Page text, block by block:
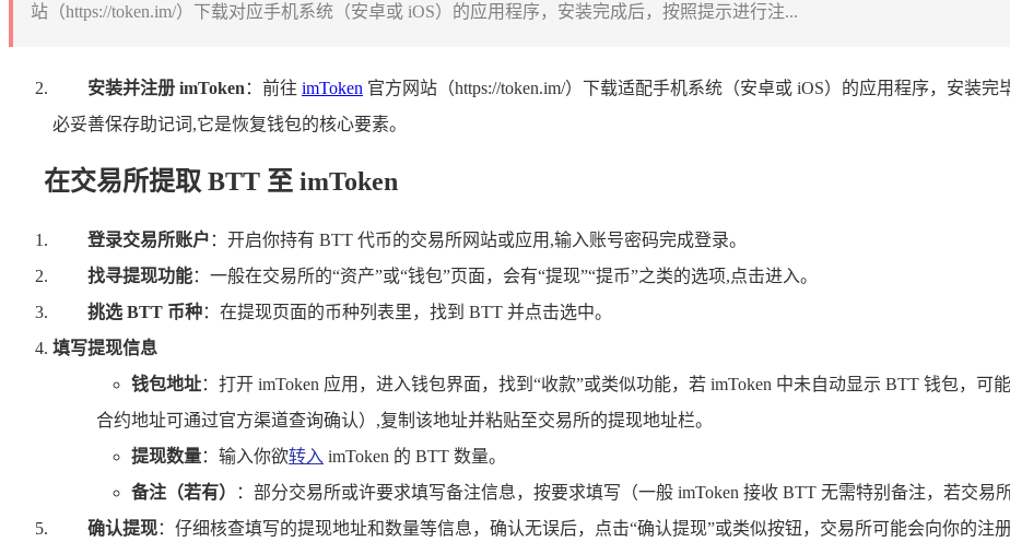
站（https://token.im/）下载对应手机系统（安卓或 iOS）的应用程序，安装完成后，按照提示进行注...
安装并注册 imToken ：前往 imToken 官方网站（https://token.im/）下载适配手机系统（安卓或 iOS）的应用程序，安装
必妥善保存助记词,它是恢复钱包的核心要素。
在交易所提取 BTT 至 imToken
登录交易所账户 ：开启你持有 BTT 代币的交易所网站或应用,输入账号密码完成登录。
找寻提现功能：一般在交易所的“资产”或“钱包”页面，会有“提现”“提币”之类的选项,点击进入。
挑选 BTT 币种：在提现页面的币种列表里，找到 BTT 并点击选中。
填写提现信息
钱包地址：打开 imToken 应用，进入钱包界面，找到“收款”或类似功能，若 imToken 中未自动显示 BTT 钱包，
合约地址可通过官方渠道查询确认）,复制该地址并粘贴至交易所的提现地址栏。
提现数量：输入你欲转入 imToken 的 BTT 数量。
备注（若有）
：部分交易所或许要求填写备注信息，按要求填写（一般 imToken 接收 BTT 无需特别备注，若交易
确认提现：仔细核查填写的提现地址和数量等信息，确认无误后，点击“确认提现”或类似按钮，交易所可能会向你的注